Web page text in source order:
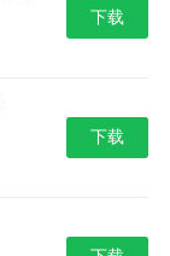
下载
下载